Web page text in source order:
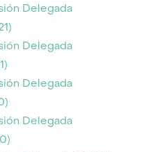
Delegada
Delegada
Delegada
Delegada